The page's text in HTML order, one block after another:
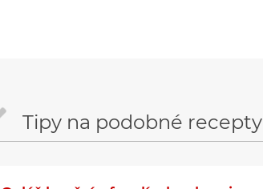
Tipy na podobné recepty